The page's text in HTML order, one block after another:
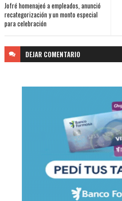
Jofré homenajeó a empleados, anunció
recategorización y un monto especial
para celebración
DEJAR COMENTARIO